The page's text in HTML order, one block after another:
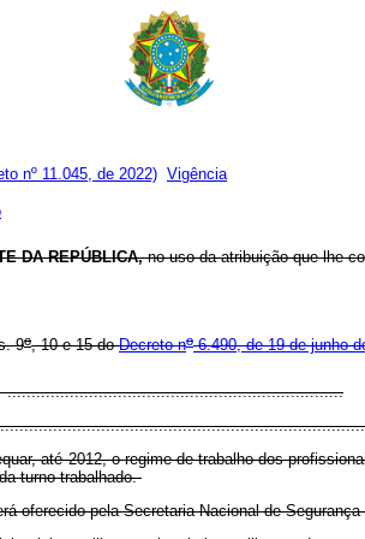
nº 11.045, de 2022) Vigência
DA REPÚBLICA,no uso da atribuição que lhe
9o, 10 e 15 doDecreto no6.490, de 19 de junho
até 2012, o regime de trabalho dos
turno trabalhado.
oferecido pela Secretaria Nacional de